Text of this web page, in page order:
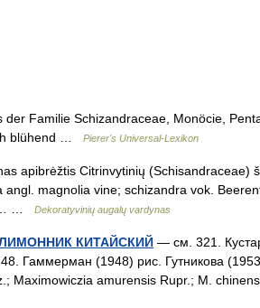
Familie Schizandraceae, Monöcie,
blühend …
Pierer's Universal-Lexikon
apibrėžtis Citrinvytinių (Schisandraceae)
magnolia vine; schizandra vok.
…
Dekoratyvinių augalų vardynas
- ЛИМОННИК КИТАЙСКИЙ — см. 321.
Гаммерман (1948) рис. Гутникова
Maximowiczia amurensis Rupr.; M.